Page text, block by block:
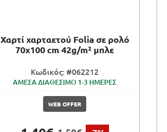
Χαρτί χαρταετού Folia σε ρολό
70x100 cm 42g/m² μπλε
Κωδικός: #062212
ΑΜΕΣΑ ΔΙΑΘΕΣΙΜΟ 1-3 ΗΜΕΡΕΣ
WEB OFFER